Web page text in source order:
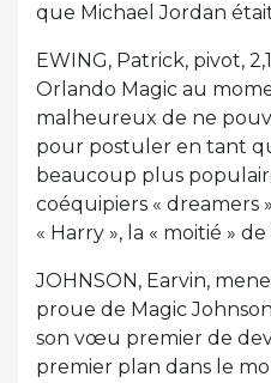
que Michael Jordan
EWING, Patrick, pivot,
Orlando Magic au
malheureux de ne
pour postuler en tant
beaucoup plus
coéquipiers « dreamers
« Harry », la « moitié »
JOHNSON, Earvin,
proue de Magic
son vœu premier de
premier plan dans le